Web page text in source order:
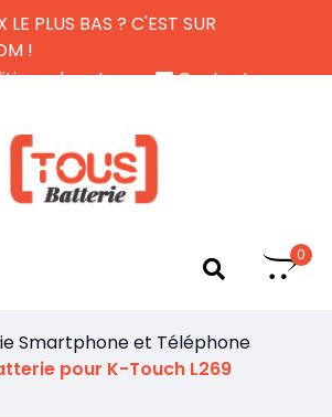
LE PLUS BAS ? C'EST SUR
!
de retour
Contactez-nous
0
Smartphone et Téléphone
pour K-Touch L269